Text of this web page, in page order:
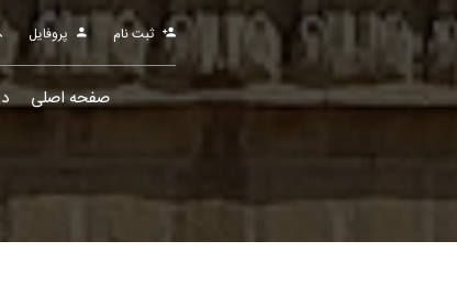
پروفایل ثبت نام
صفحه اصلی